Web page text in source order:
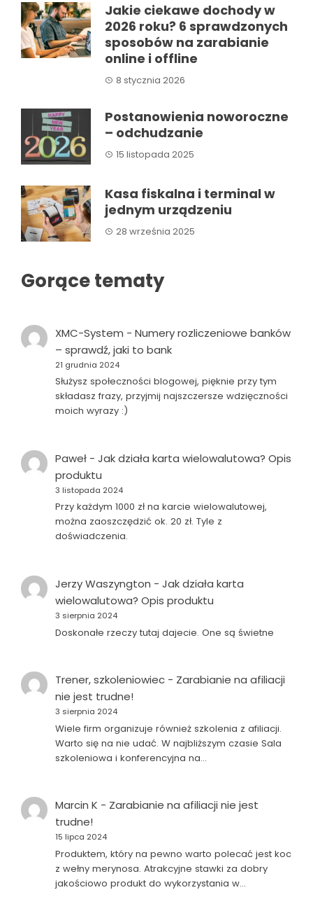
Jakie ciekawe dochody w
2026 roku? 6 sprawdzonych
sposobów na zarabianie
online i offline
8 stycznia 2026
Postanowienia noworoczne
– odchudzanie
15 listopada 2025
Kasa fiskalna i terminal w
jednym urządzeniu
28 września 2025
Gorące tematy
XMC-System - Numery rozliczeniowe banków
– sprawdź, jaki to bank
21 grudnia 2024
Służysz społeczności blogowej, pięknie przy tym
składasz frazy, przyjmij najszczersze wdzięczności
moich wyrazy :)
Paweł- Jak działa karta wielowalutowa? Opis
produktu
3 listopada 2024
Przy każdym 1000 zł na karcie wielowalutowej,
można zaoszczędzić ok. 20 zł. Tyle z
doświadczenia.
Jerzy Waszyngton - Jak działa karta
wielowalutowa? Opis produktu
3 sierpnia 2024
Doskonałe rzeczy tutaj dajecie. One są świetne
Trener, szkoleniowiec- Zarabianie na afiliacji
nie jest trudne!
3 sierpnia 2024
Wiele firm organizuje również szkolenia z afiliacji.
Warto się na nie udać. W najbliższym czasie Sala
szkoleniowa i konferencyjna na…
Marcin K - Zarabianie na afiliacji nie jest
trudne!
15 lipca 2024
Produktem, który na pewno warto polecać jest koc
z wełny merynosa. Atrakcyjne stawki za dobry
jakościowo produkt do wykorzystania w…